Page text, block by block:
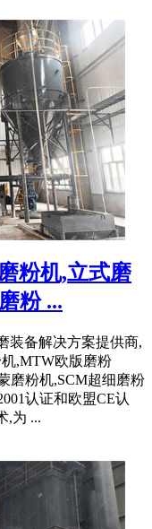
粉机,立式磨
粉 ...
装备解决方案提供商,
,MTW欧版磨粉
磨粉机,SCM超细磨粉
认证和欧盟CE认
,为 ...